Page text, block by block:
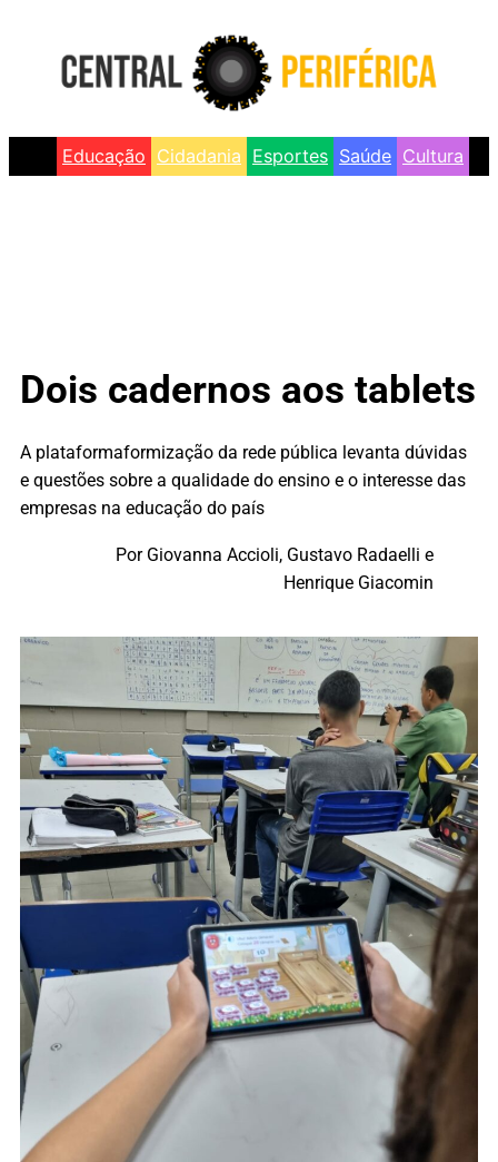
Educação Cidadania Esportes Saúde Cultura
Dois cadernos aos tablets
A plataformaformização da rede pública levanta dúvidas
e questões sobre a qualidade do ensino e o interesse das
empresas na educação do país
Por Giovanna Accioli, Gustavo Radaelli e
Henrique Giacomin